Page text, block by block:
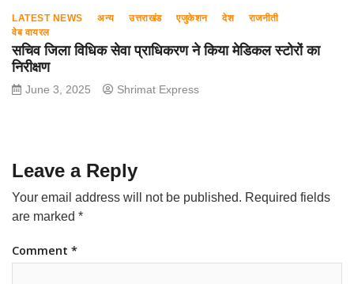
LATEST NEWS अन्य उत्तराखंड एजुकेशन देश
राजनीती
वेब वायरल
सचिव जिला विधिक सेवा प्राधिकरण ने किया मेडिकल स्टोरों का
निरीक्षण
June 3, 2025 Shrimat Express
Leave a Reply
Your email address will not be published. Required fields
are marked *
Comment *